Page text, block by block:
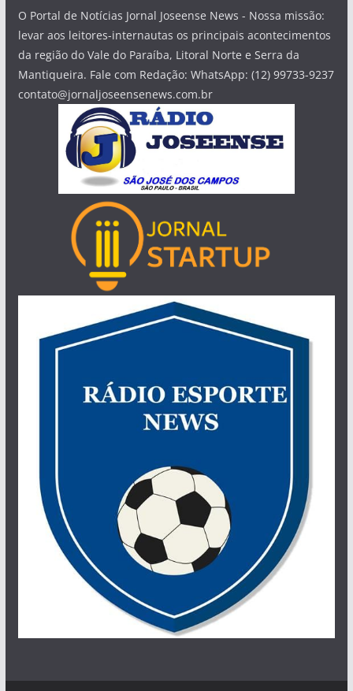
O Portal de Notícias Jornal Joseense News - Nossa missão:
levar aos leitores-internautas os principais acontecimentos
da região do Vale do Paraíba, Litoral Norte e Serra da
Mantiqueira. Fale com Redação: WhatsApp: (12) 99733-9237
contato@jornaljoseensenews.com.br